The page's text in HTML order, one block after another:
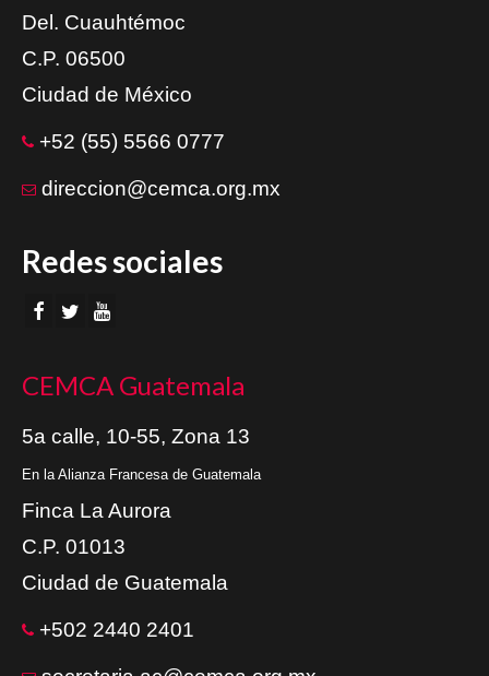
Del. Cuauhtémoc
C.P. 06500
Ciudad de México
+52 (55) 5566 0777
direccion@cemca.org.mx
Redes sociales
CEMCA Guatemala
5a calle, 10-55, Zona 13
En la Alianza Francesa de Guatemala
Finca La Aurora
C.P. 01013
Ciudad de Guatemala
+502 2440 2401